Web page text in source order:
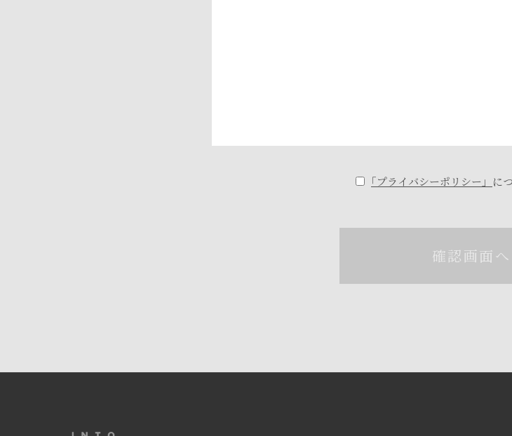
｢プライバシーポリシー」 に
確認画面へ